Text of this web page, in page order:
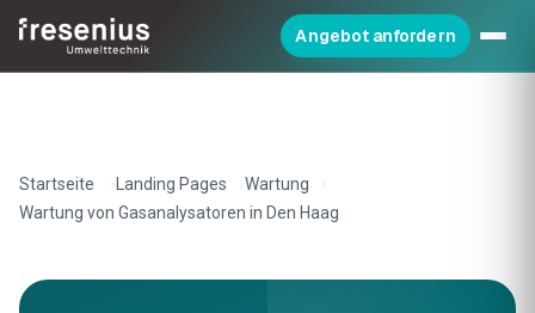
Angebot anfordern
Startseite Landing Pages
Wartung
Wartung von Gasanalysatoren in Den Haag